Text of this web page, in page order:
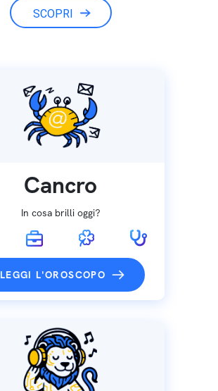
SCOPRI
Cancro
In cosa brilli oggi?
LEGGI L'OROSCOPO